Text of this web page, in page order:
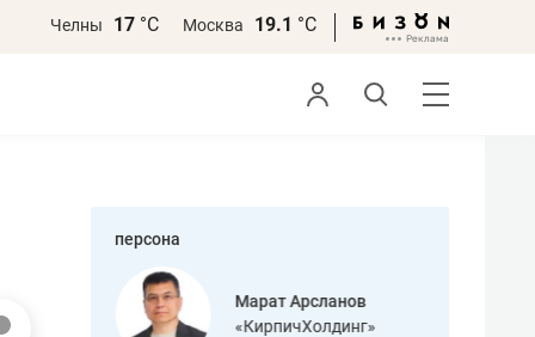
Челны 17 °С Москва 19.1 °С
персона
Марат Арсланов
«КирпичХолдинг»